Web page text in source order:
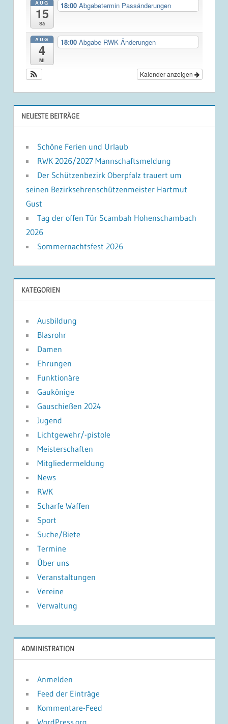
AUG
15
Sa
18:00Abgabetermin Passänderungen
AUG
4
Mi
18:00Abgabe RWK Änderungen
Kalender anzeigen
NEUESTE BEITRÄGE
Schöne Ferien und Urlaub
RWK 2026/2027 Mannschaftsmeldung
Der Schützenbezirk Oberpfalz trauert um
seinen Bezirksehrenschützenmeister Hartmut
Gust
Tag der offen Tür Scambah Hohenschambach
2026
Sommernachtsfest 2026
KATEGORIEN
Ausbildung
Blasrohr
Damen
Ehrungen
Funktionäre
Gaukönige
Gauschießen 2024
Jugend
Lichtgewehr/-pistole
Meisterschaften
Mitgliedermeldung
News
RWK
Scharfe Waffen
Sport
Suche/Biete
Termine
Über uns
Veranstaltungen
Vereine
Verwaltung
ADMINISTRATION
Anmelden
Feed der Einträge
Kommentare-Feed